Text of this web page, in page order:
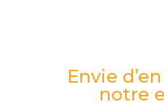
Envie
notre